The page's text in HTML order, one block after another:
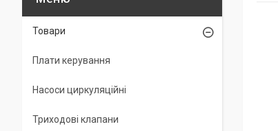
Товари
Плати керування
Насоси циркуляційні
Триходові клапани